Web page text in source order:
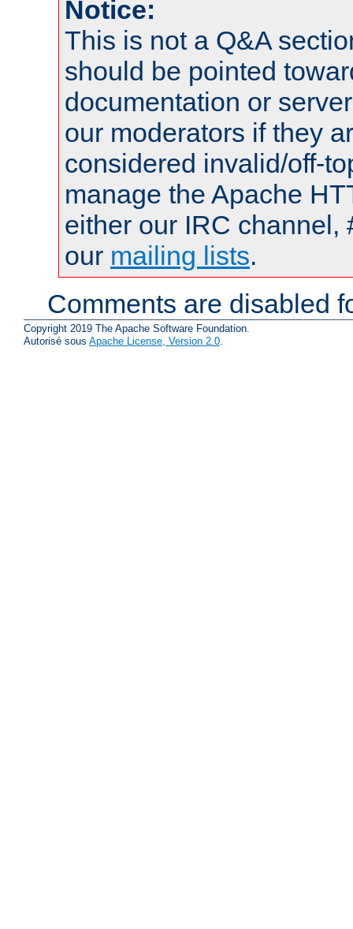
Notice:
This is not a Q&A
should be pointed
documentation or
our moderators if they
considered invalid/off-
manage the Apache
either our IRC channel,
our mailing lists.
Comments are disabled
Copyright 2019 The Apache Software Foundation.
Autorisé sous Apache License, Version 2.0.